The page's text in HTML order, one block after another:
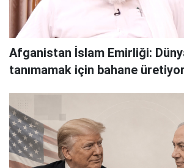
Afganistan İslam Emirliği:
tanımamak için bahane üretiyor